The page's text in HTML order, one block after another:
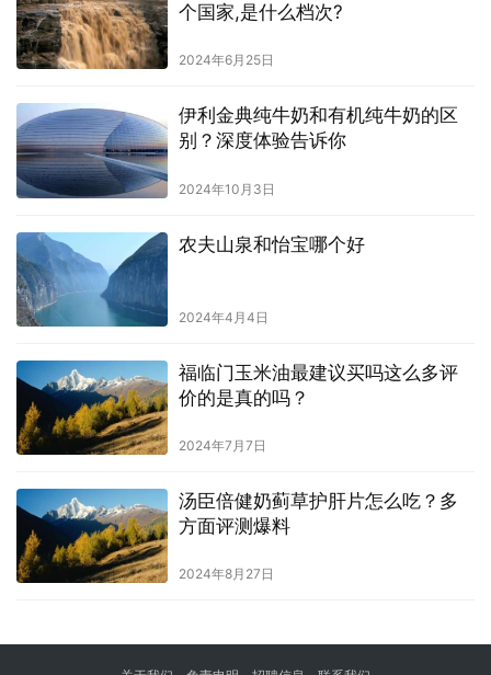
个国家,是什么档次?
2024年6月25日
伊利金典纯牛奶和有机纯牛奶的区
别？深度体验告诉你
2024年10月3日
农夫山泉和怡宝哪个好
2024年4月4日
福临门玉米油最建议买吗这么多评
价的是真的吗？
2024年7月7日
汤臣倍健奶蓟草护肝片怎么吃？多
方面评测爆料
2024年8月27日